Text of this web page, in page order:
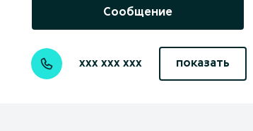
Сообщение
xxx xxx xxx показать